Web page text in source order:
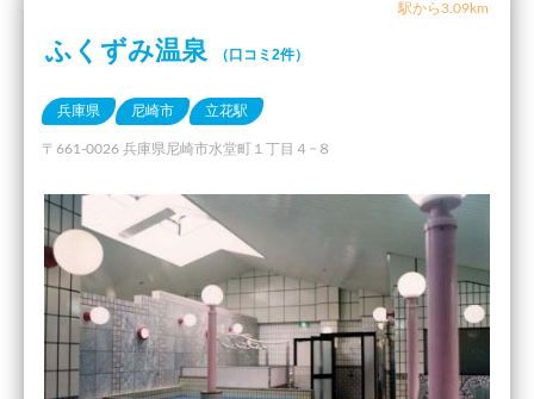
駅から3.09km
ふくずみ温泉 （口コミ2件）
兵庫県 尼崎市 立花駅
〒661-0026 兵庫県尼崎市水堂町１丁目４−８